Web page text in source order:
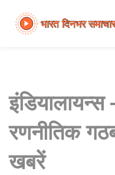
इंडियालायन्स
रणनीतिक
खबरें